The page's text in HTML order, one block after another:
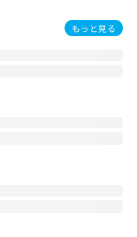
もっと見る